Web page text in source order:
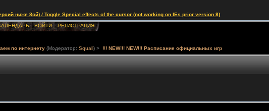
ниже 8ой) / Toggle Special effects of the cursor (not working on IEs prior version 8)
ВОЙТИ РЕГИСТРАЦИЯ
по интернету (Модератор:Squall) > !!! NEW!!! NEW!!! Расписание официальных игр